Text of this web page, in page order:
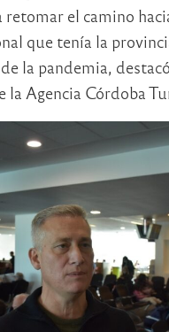
el camino
que tenía la
la pandemia,
Agencia Córdoba